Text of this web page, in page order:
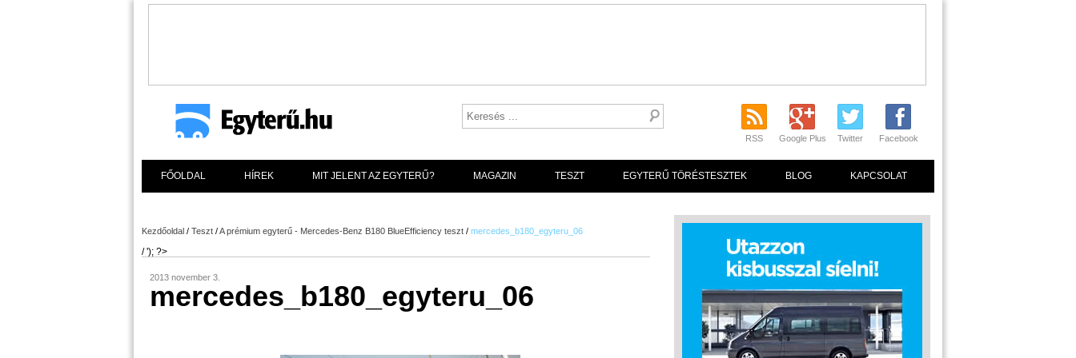
RSS Google Plus Twitter Facebook
FŐOLDAL HÍREK MIT JELENT AZ EGYTERŰ? MAGAZIN TESZT EGYTERŰ TÖRÉSTESZTEK BLOG KAPCSOLAT
Kezdőoldal / Teszt /A prémium egyterű - Mercedes-Benz B180 BlueEfficiency teszt / mercedes_b180_egyteru_06
/ '); ?>
2013 november 3.
mercedes_b180_egyteru_06